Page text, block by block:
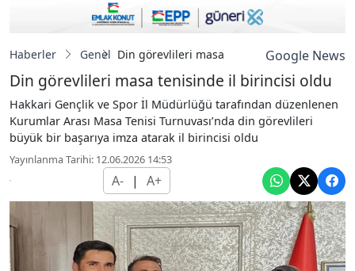
Haberler Genel Din görevlileri masa tenisinde il birincisi
Google News
Din görevlileri masa tenisinde il birincisi oldu
Hakkari Gençlik ve Spor İl Müdürlüğü tarafından düzenlenen
Kurumlar Arası Masa Tenisi Turnuvası’nda din görevlileri
büyük bir başarıya imza atarak il birincisi oldu
Yayınlanma Tarihi: 12.06.2026 14:53
A- | A+